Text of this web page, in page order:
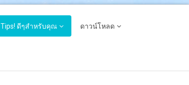
Tips! ดีๆสำหรับคุณ ดาวน์โหลด